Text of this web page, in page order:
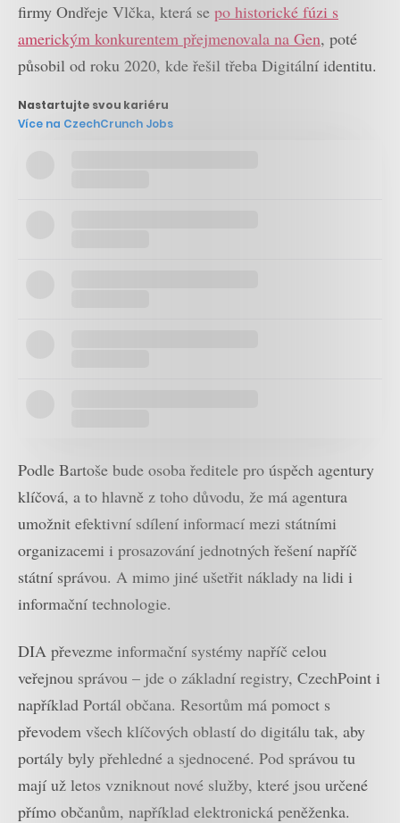
firmy Ondřeje Vlčka, která se po historické fúzi s
americkým konkurentem přejmenovala na Gen, poté
působil od roku 2020, kde řešil třeba Digitální identitu.
Nastartujte svou kariéru
Více na CzechCrunch Jobs
Podle Bartoše bude osoba ředitele pro úspěch agentury
klíčová, a to hlavně z toho důvodu, že má agentura
umožnit efektivní sdílení informací mezi státními
organizacemi i prosazování jednotných řešení napříč
státní správou. A mimo jiné ušetřit náklady na lidi i
informační technologie.
DIA převezme informační systémy napříč celou
veřejnou správou – jde o základní registry, CzechPoint i
například Portál občana. Resortům má pomoct s
převodem všech klíčových oblastí do digitálu tak, aby
portály byly přehledné a sjednocené. Pod správou tu
mají už letos vzniknout nové služby, které jsou určené
přímo občanům, například elektronická peněženka.